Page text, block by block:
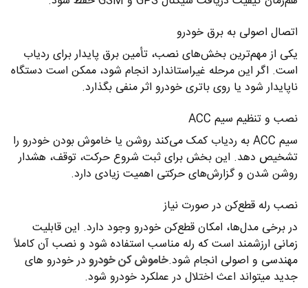
اتصال اصولی به برق خودرو
یکی از مهم‌ترین بخش‌های نصب، تأمین برق پایدار برای ردیاب
است. اگر این مرحله غیراستاندارد انجام شود، ممکن است دستگاه
ناپایدار شود یا روی باتری خودرو اثر منفی بگذارد.
نصب و تنظیم سیم ACC
سیم ACC به ردیاب کمک می‌کند روشن یا خاموش بودن خودرو را
تشخیص دهد. این بخش برای ثبت شروع حرکت، توقف، هشدار
روشن شدن و گزارش‌های حرکتی اهمیت زیادی دارد.
نصب رله قطع‌کن در صورت نیاز
در برخی مدل‌ها، امکان قطع‌کن خودرو وجود دارد. این قابلیت
زمانی ارزشمند است که رله مناسب استفاده شود و نصب آن کاملاً
مهندسی و اصولی انجام شود.خاموش کن خودرودر خودرو های
جدید میتواند اعث اختلال در عملکرد خودرو شود.